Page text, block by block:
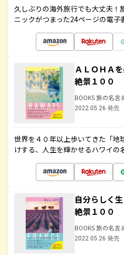
久しぶりの海外旅行でも大丈夫！
ニックがつまった24ページの電子
ＡＬＯＨＡ
絶景１００
BOOKS 旅の名言
2022.05.26 発売
世界を４０年以上歩いてきた「地
けする、人生を輝かせるハワイの
自分らしく
絶景１００
BOOKS 旅の名言
2022.05.26 発売